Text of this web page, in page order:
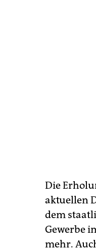
Die
aktuellen
dem
Gewerbe
mehr.